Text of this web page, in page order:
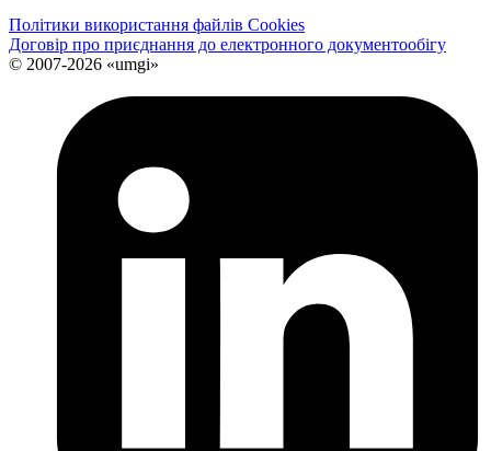
Політики використання файлів Cookies
Договір про приєднання до електронного документообiгу
© 2007-2026 «umgi»